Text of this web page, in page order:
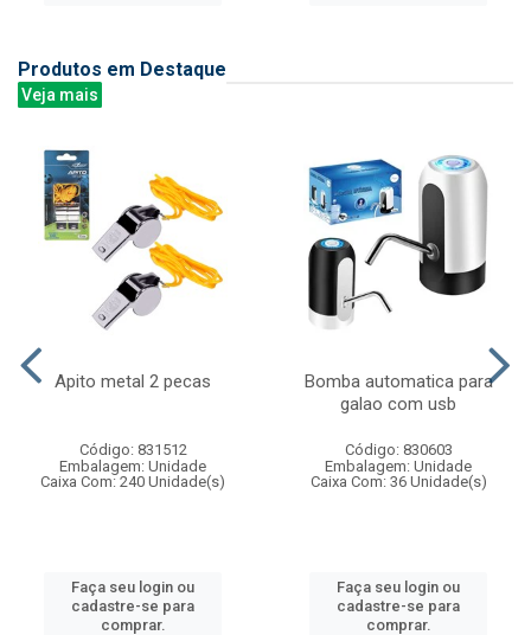
Produtos em Destaque
Veja mais
Apito metal 2 pecas
Código: 831512
Embalagem: Unidade
Caixa Com: 240 Unidade(s)
Faça seu login ou
cadastre-se para
comprar.
Bomba automatica para
galao com usb
Código: 830603
Embalagem: Unidade
Caixa Com: 36 Unidade(s)
Faça seu login ou
cadastre-se para
comprar.